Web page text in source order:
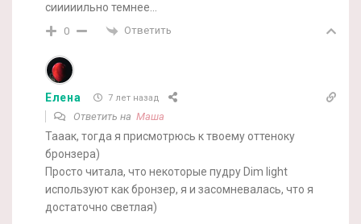
сииииильно темнее…
0 Ответить
Елена 7 лет назад
Ответить на Маша
Тааак, тогда я присмотрюсь к твоему оттеноку
бронзера)
Просто читала, что некоторые пудру Dim light
используют как бронзер, я и засомневалась, что я
достаточно светлая)